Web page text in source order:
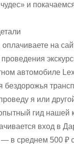
и
на
автомобиле
бездорожья
я или
гид нашей
вход в
— в среднем 500 ₽